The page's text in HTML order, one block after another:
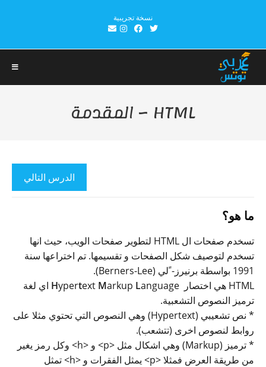
نسخة تجريبية
HTML – المقدمة
الدرس التالي
ما هو؟
تسخدم صفحات ال HTML لتطوير صفحات الويب، حيث انها
تسخدم لتوصيف شكل الصفحات و تقسيمها. تم اختراعها سنة
1991 بواسطة برنيرز- ًلي (Berners-Lee).
HTML هي اختصار
Hypertext Markup L
anguage اي لغة
ترميز النصوص التشعبية.
* نص تشعيبي (Hypertext) وهي النصوص التي تحتوي مثلا على
روابط لنصوص اخرى (تتشعب).
* ترميز (Markup) وهي اشكال مثل <p> و <h> وكل رمز يغير
من طريقة العرض فمثلا <p> يمثل الفقرات و <h> تمثل